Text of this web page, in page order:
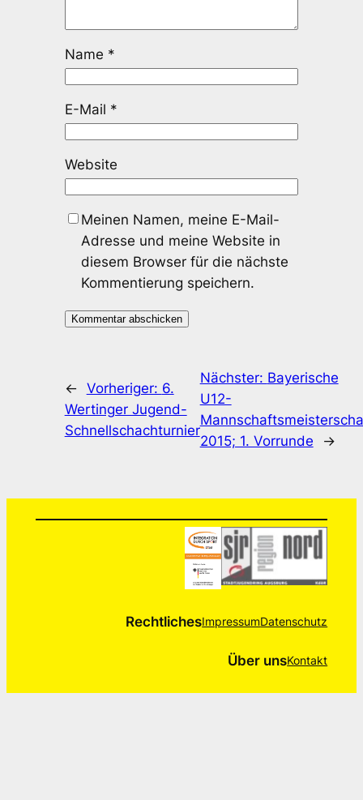
Name *
E-Mail *
Website
Meinen Namen, meine E-Mail-
Adresse und meine Website in
diesem Browser für die nächste
Kommentierung speichern.
← Vorheriger: 6.
Wertinger Jugend-
Schnellschachturnier
Nächster: Bayerische
U12-
2015; 1. Vorrunde
→
RechtlichesImpressumDatenschutz
Über unsKontakt